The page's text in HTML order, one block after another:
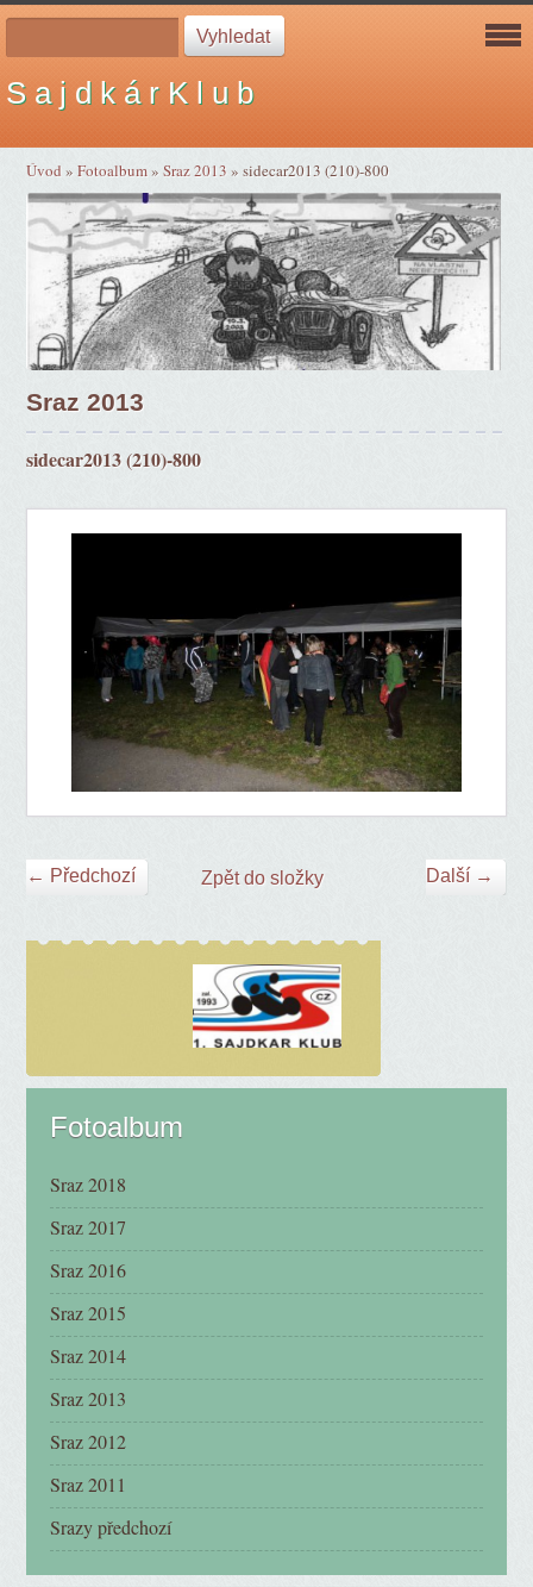
S a j d k á r K l u b
Úvod »Fotoalbum»Sraz 2013 »sidecar2013 (210)-800
Sraz 2013
sidecar2013 (210)-800
← Předchozí Další →
Zpět do složky
Fotoalbum
Sraz 2018
Sraz 2017
Sraz 2016
Sraz 2015
Sraz 2014
Sraz 2013
Sraz 2012
Sraz 2011
Srazy předchozí